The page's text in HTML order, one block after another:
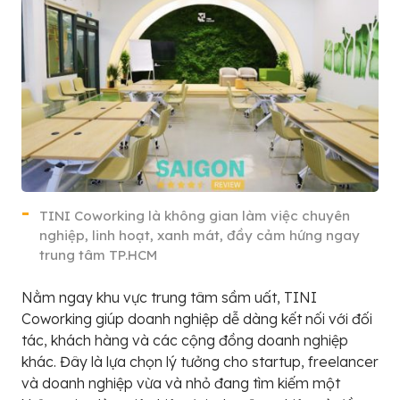
TINI Coworking là không gian làm việc chuyên
nghiệp, linh hoạt, xanh mát, đầy cảm hứng ngay
trung tâm TP.HCM
Nằm ngay khu vực trung tâm sầm uất, TINI
Coworking giúp doanh nghiệp dễ dàng kết nối với đối
tác, khách hàng và các cộng đồng doanh nghiệp
khác. Đây là lựa chọn lý tưởng cho startup, freelancer
và doanh nghiệp vừa và nhỏ đang tìm kiếm một